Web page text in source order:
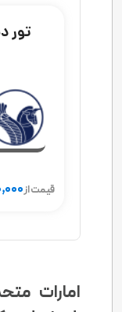
تور دبی 6 روزه
قیمت از
امارات